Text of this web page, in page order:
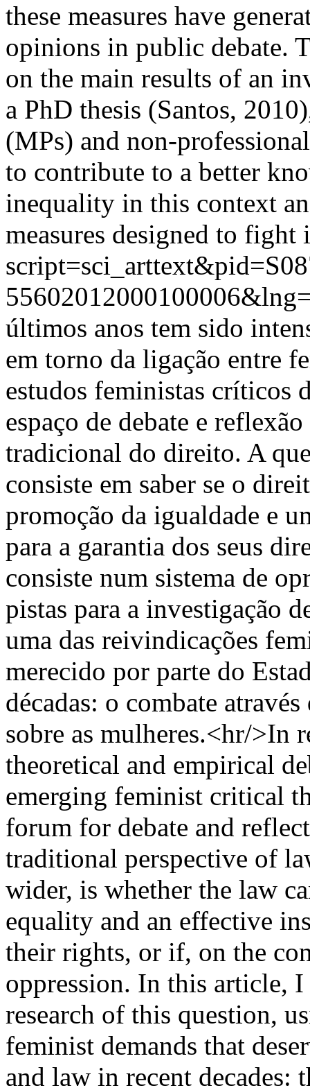
these measures have
opinions in public debate.
on the main results of an
a PhD thesis (Santos,
(MPs) and non-
to contribute to a better
inequality in this context
measures designed to fight
últimos anos tem sido
em torno da ligação entre
estudos feministas críticos
espaço de debate e
tradicional do direito. A
consiste em saber se o
promoção da igualdade e
para a garantia dos seus
consiste num sistema de
pistas para a investigação
uma das reivindicações
merecido por parte do
décadas: o combate
sobre as mulheres.<hr/>In
theoretical and empirical
emerging feminist critical
forum for debate and
traditional perspective of
wider, is whether the law
equality and an effective
their rights, or if, on the
oppression. In this article,
research of this question,
feminist demands that
and law in recent decades: